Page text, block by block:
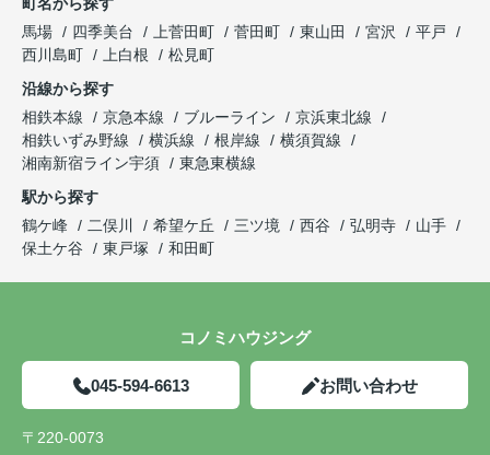
馬場
四季美台 上菅田町 菅田町 東山田 宮沢
平戸
西川島町
上白根
松見町
沿線から探す
相鉄本線
京急本線 ブルーライン
京浜東北線
相鉄いずみ野線
横浜線 根岸線
横須賀線
湘南新宿ライン宇須
東急東横線
駅から探す
鶴ケ峰
二俣川 希望ケ丘 三ツ境 西谷 弘明寺
山手
保土ケ谷
東戸塚 和田町
コノミハウジング
045-594-6613 お問い合わせ
〒220-0073